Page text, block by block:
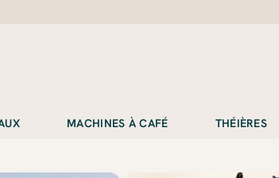
MACHINES À CAFÉ THÉIÈRES